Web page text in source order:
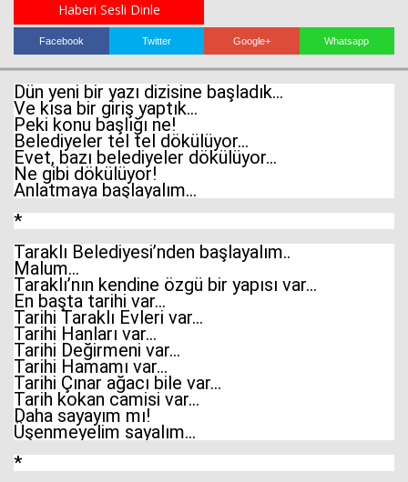
Haberi Sesli Dinle
Facebook Twitter Google+ Whatsapp
Dün yeni bir yazı dizisine başladık…
Ve kısa bir giriş yaptık…
Peki konu başlığı ne!
Belediyeler tel tel dökülüyor…
Evet, bazı belediyeler dökülüyor…
Ne gibi dökülüyor!
Anlatmaya başlayalım…
*
Taraklı Belediyesi’nden başlayalım..
Malum…
Taraklı’nın kendine özgü bir yapısı var…
En başta tarihi var…
Tarihi Taraklı Evleri var…
Tarihi Hanları var…
Tarihi Değirmeni var…
Tarihi Hamamı var…
Tarihi Çınar ağacı bile var…
Tarih kokan camisi var…
Daha sayayım mı!
Üşenmeyelim sayalım…
*